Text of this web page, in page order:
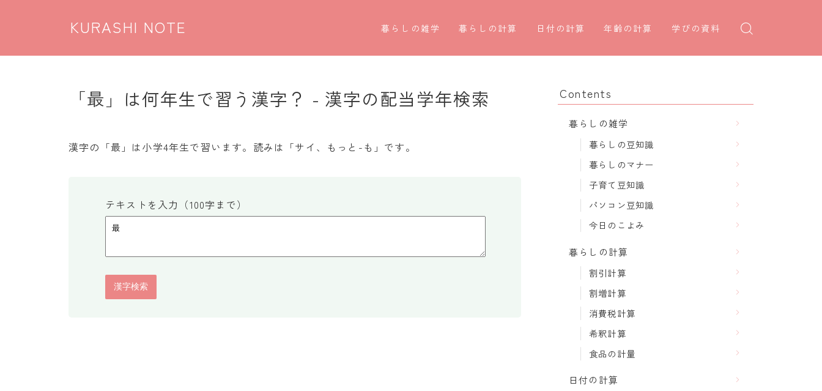
KURASHI NOTE 暮らしの雑学
暮らしの豆知識
子育て豆知識
暮らしの計算
割引計算
消費税計算
日付の計算
○日後の日付・記念日計算
四十九日法要計算
年齢の計算
年齢・干支計算
長寿祝い計算
学びの資料
学年早見表
「最」は何年生で習う漢字？ - 漢字の配当学年検索
漢字の「最」は小学4年生で習います。読みは「サイ、もっと-も」です。
テキストを入力（100字まで）
Contents
暮らしの雑学
暮らしの豆知識
暮らしのマナー
子育て豆知識
パソコン豆知識
今日のこよみ
暮らしの計算
割引計算
割増計算
消費税計算
希釈計算
食品の計量
日付の計算